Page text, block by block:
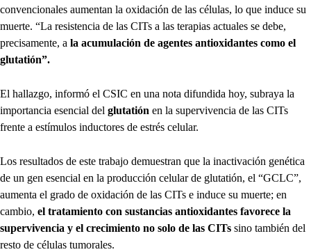
convencionales aumentan la oxidación de las células, lo que induce su
muerte. “La resistencia de las CITs a las terapias actuales se debe,
precisamente, a la acumulación de agentes antioxidantes como el
glutatión”.
El hallazgo, informó el CSIC en una nota difundida hoy, subraya la
importancia esencial del glutatión en la supervivencia de las CITs
frente a estímulos inductores de estrés celular.
Los resultados de este trabajo demuestran que la inactivación genética
de un gen esencial en la producción celular de glutatión, el “GCLC”,
aumenta el grado de oxidación de las CITs e induce su muerte; en
cambio, el tratamiento con sustancias antioxidantes favorece la
supervivencia y el crecimiento no solo de las CITs sino también del
resto de células tumorales.